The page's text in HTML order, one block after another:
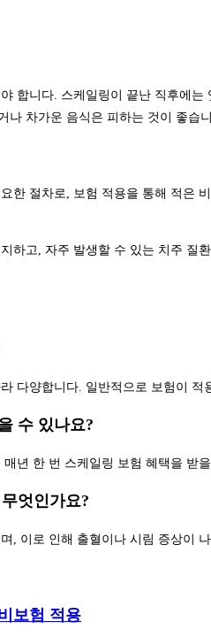
합니다. 스케일링이 끝난 직후에
나 차가운 음식은 피하는 것이 좋습
한 절차로, 보험 적용을 통해 적은
하고, 자주 발생할 수 있는 치주 질
다양합니다. 일반적으로 보험이
수 있나요?
년 한 번 스케일링 보험 혜택을
엇인가요?
, 이로 인해 출혈이나 시림 증상이
보험 적용